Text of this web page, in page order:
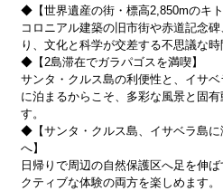
◆【世界遺産の街・標高2,850mのキト
コロニアル建築の旧市街や赤道記念
り、文化と科学が交差する不思議な時
◆【2島滞在でガラパゴスを満喫】
サンタ・クルス島の利便性と、イサ
に泊まるからこそ、多彩な風景と固
す。
◆【サンタ・クルス島、イサベラ島
へ】
日帰りで周辺の自然保護区へ足を伸
クティブな体験の両方を楽しめます。